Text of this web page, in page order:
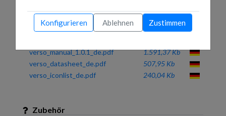
verso_datasheet_en.pdf
505,22 Kb
Dossier_VERSO_Jun2022_en.pdf
8.885,00 Kb
verso_manual_1.0.1_de.pdf
1.591,37 Kb
verso_datasheet_de.pdf
507,95 Kb
verso_iconlist_de.pdf
240,04 Kb
Zubehör
Konfigurieren Ablehnen Zustimmen